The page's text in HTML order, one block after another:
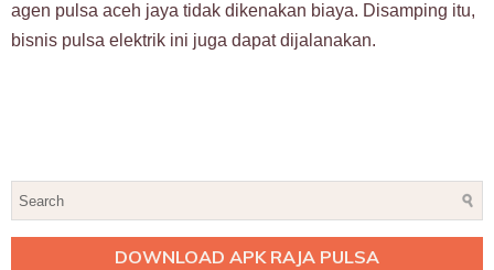
agen pulsa aceh jaya tidak dikenakan biaya. Disamping itu,
bisnis pulsa elektrik ini juga dapat dijalanakan.
DOWNLOAD APK RAJA PULSA